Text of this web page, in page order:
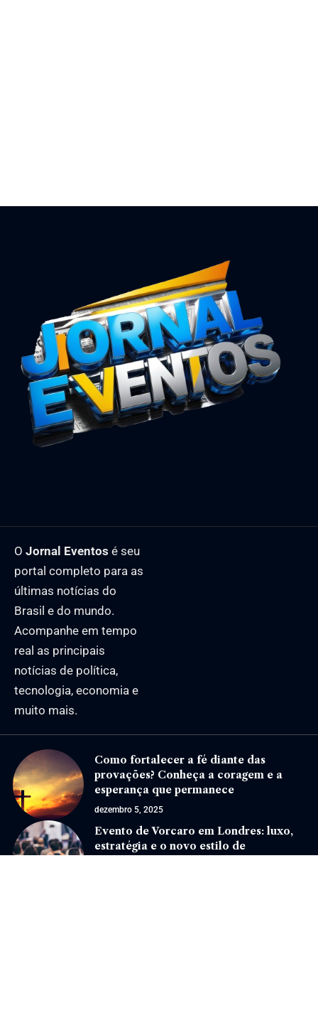
O Jornal Eventos é seu
portal completo para as
últimas notícias do
Brasil e do mundo.
Acompanhe em tempo
real as principais
notícias de política,
tecnologia, economia e
muito mais.
Como fortalecer a fé diante das
provações? Conheça a coragem e a
esperança que permanece
dezembro 5, 2025
Evento de Vorcaro em Londres: luxo,
estratégia e o novo estilo de